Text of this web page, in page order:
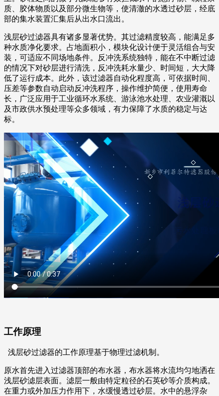
质、胶体物质以及部分微生物等，使清澈的水透过砂层，经底
部的集水装置汇集后从出水口流出。
浅层砂过滤器具有诸多显著优势。其过滤精度较高，能满足多
种水质净化要求。占地面积小，模块化设计便于灵活组合与安
装，可适应不同场地条件。反冲洗系统独特，能在不中断过滤
的情况下对砂层进行清洗，反冲洗耗水量少、时间短，大大降
低了运行成本。此外，该过滤器自动化程度高，可依据时间、
压差等参数自动启动反冲洗程序，操作维护简便，使用寿命
长，广泛应用于工业循环水系统、游泳池水处理、农业灌溉以
及市政供水预处理等众多领域，有力保障了水质的稳定与达
标。
工作原理
浅层砂过滤器的工作原理基于物理过滤机制。
原水首先进入过滤器顶部的布水器，布水器将水流均匀地洒在
浅层砂滤层表面。滤层一般由特定粒径的石英砂等介质构成。
在重力或外加压力作用下，水缓慢透过砂层。水中的悬浮杂